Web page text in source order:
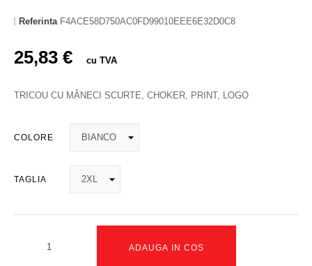
Referinta F4ACE58D750AC0FD99010EEE6E32D0C8
25,83 € cu TVA
TRICOU CU MÂNECI SCURTE, CHOKER, PRINT, LOGO
COLORE
TAGLIA
ADAUGA IN COS